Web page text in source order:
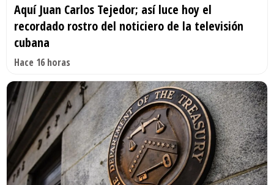
Aquí Juan Carlos Tejedor; así luce hoy el
recordado rostro del noticiero de la televisión
cubana
Hace 16 horas